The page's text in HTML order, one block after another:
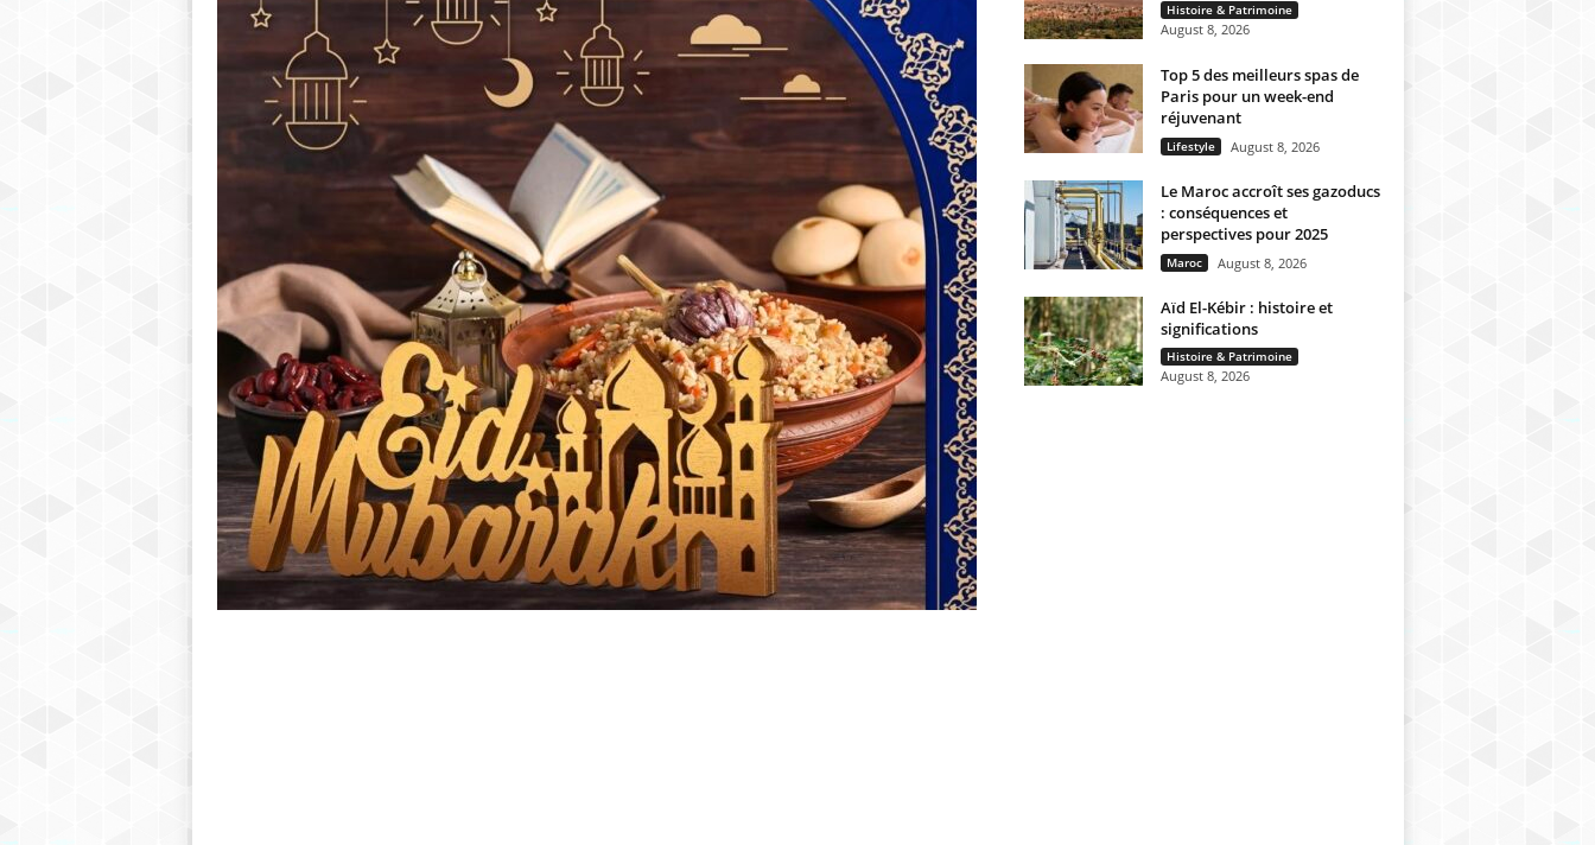
b
Histoire & Patrimoine
August 8, 2026
Top 5 des meilleurs spas de
Paris pour un week-end
réjuvenant
Lifestyle August 8, 2026
Le Maroc accroît ses gazoducs
: conséquences et
perspectives pour 2025
Maroc August 8, 2026
Aïd El-Kébir : histoire et
significations
Histoire & Patrimoine
August 8, 2026